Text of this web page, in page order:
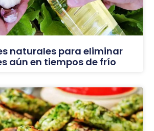
naturales para eliminar
aún en tiempos de frío